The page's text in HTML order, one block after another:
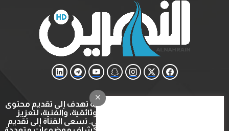
قناة النهرين هي قناة ثقافية وتعليمية تهدف إلى تقديم محتوى
متنوع يشمل البرامج التعليمية، الوثائقية، والفنية، لتعزيز
المعرفة والتثقيف في المجتمع العربي. تسعى القناة إلى تقديم